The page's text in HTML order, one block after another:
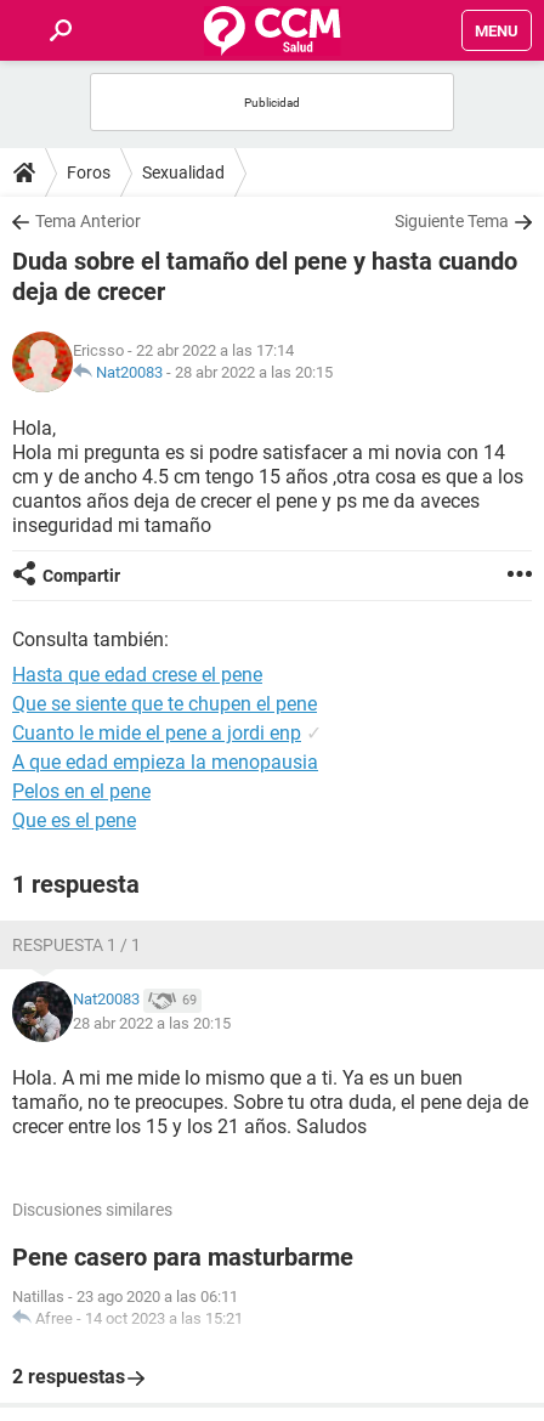
MENU
FOROS
SALUD
FAMILIA
NUTRICIÓN
SEXUALIDAD
GLOSARIO
Foros Sexualidad
Tema Anterior Siguiente Tema
Duda sobre el tamaño del pene y hasta cuando
deja de crecer
Ericsso - 22 abr 2022 a las 17:14
Nat20083 - 28 abr 2022 a las 20:15
Hola,
Hola mi pregunta es si podre satisfacer a mi novia con 14
cm y de ancho 4.5 cm tengo 15 años ,otra cosa es que a los
cuantos años deja de crecer el pene y ps me da aveces
inseguridad mi tamaño
Compartir
Consulta también:
Hasta que edad crese el pene
Que se siente que te chupen el pene
Cuanto le mide el pene a jordi enp ✓
A que edad empieza la menopausia
Pelos en el pene
Que es el pene
1 respuesta
RESPUESTA 1 / 1
Nat20083 69
28 abr 2022 a las 20:15
Hola. A mi me mide lo mismo que a ti. Ya es un buen
tamaño, no te preocupes. Sobre tu otra duda, el pene deja de
crecer entre los 15 y los 21 años. Saludos
Discusiones similares
Pene casero para masturbarme
Natillas - 23 ago 2020 a las 06:11
Afree - 14 oct 2023 a las 15:21
2 respuestas